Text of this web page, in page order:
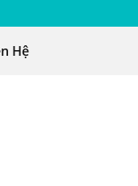
Hệ